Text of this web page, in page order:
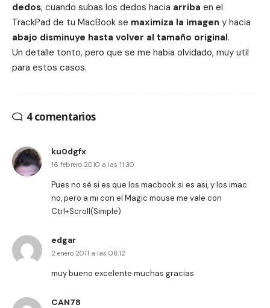
dedos, cuando subas los dedos hacia arriba en el
TrackPad de tu MacBook se maximiza la imagen y hacia
abajo disminuye hasta volver al tamaño original.
Un detalle tonto, pero que se me habia olvidado, muy util
para estos casos.
4 comentarios
ku0dgfx
16 febrero 2010 a las 11:30
Pues no sé si es que los macbook si es asi, y los imac
no, pero a mi con el Magic mouse me vale con
Ctrl+Scroll(Simple)
edgar
2 enero 2011 a las 08:12
muy bueno excelente muchas gracias
CAN78